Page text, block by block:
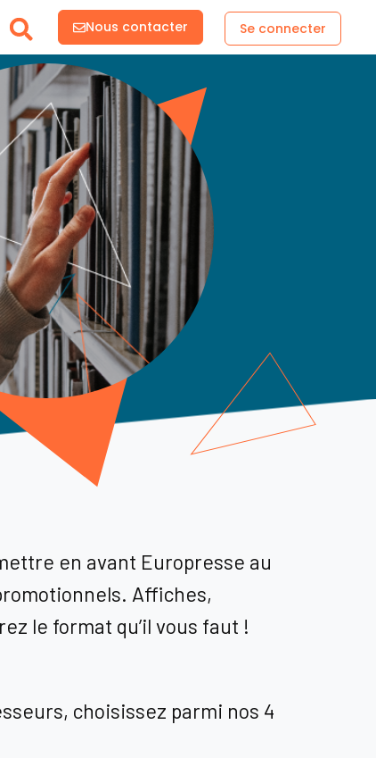
Nous contacter Se connecter
en avant Europresse au
Affiches,
le format qu’il vous faut !
s, choisissez parmi nos 4